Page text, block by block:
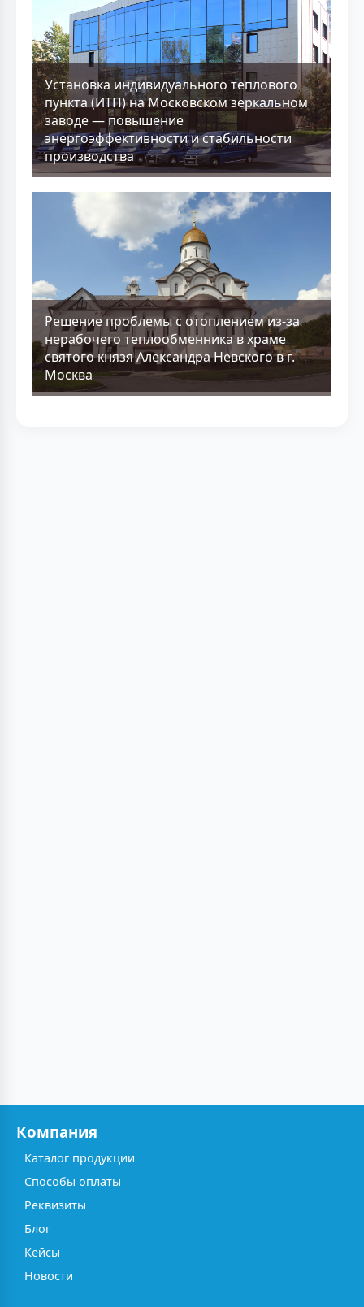
Установка индивидуального теплового
пункта (ИТП) на Московском зеркальном
заводе — повышение
энергоэффективности и стабильности
производства
Решение проблемы с отоплением из-за
нерабочего теплообменника в храме
святого князя Александра Невского в г.
Москва
Компания
Каталог продукции
Способы оплаты
Реквизиты
Блог
Кейсы
Новости